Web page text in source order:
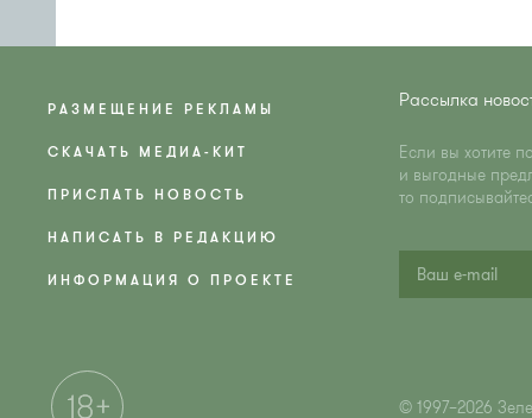
РАЗМЕЩЕНИЕ РЕКЛАМЫ
СКАЧАТЬ МЕДИА-КИТ
ПРИСЛАТЬ НОВОСТЬ
НАПИСАТЬ В РЕДАКЦИЮ
ИНФОРМАЦИЯ О ПРОЕКТЕ
Рассылка
Если вы хотите
и выгодные
то
© 1997–2026